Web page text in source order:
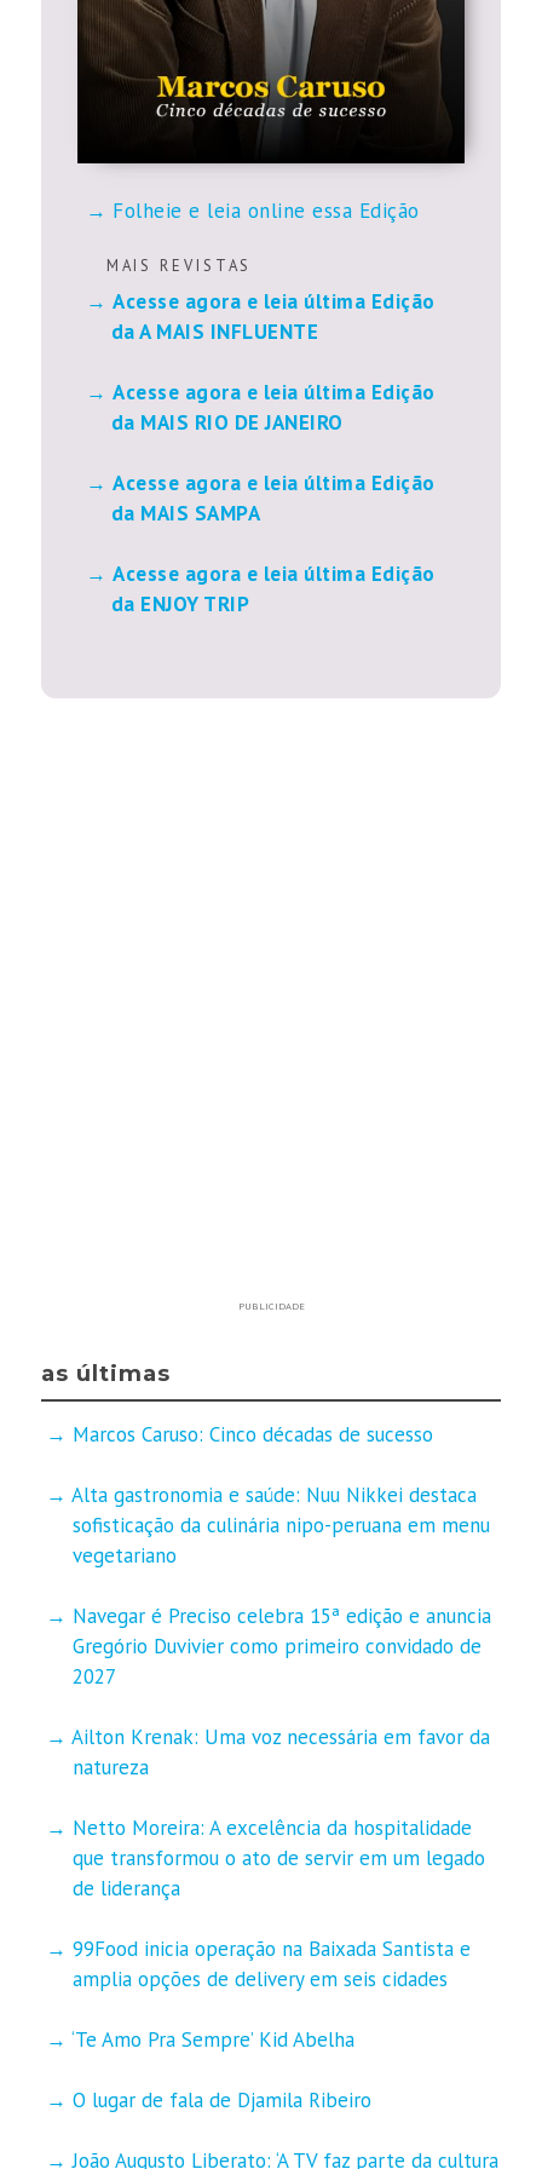
Folheie e leia online essa Edição
M A I S R E V I S T A S
Acesse agora e leia última Edição
da A MAIS INFLUENTE
Acesse agora e leia última Edição
da MAIS RIO DE JANEIRO
Acesse agora e leia última Edição
da MAIS SAMPA
Acesse agora e leia última Edição
da ENJOY TRIP
PUBLICIDADE
as últimas
Marcos Caruso: Cinco décadas de sucesso
Alta gastronomia e saúde: Nuu Nikkei destaca
sofisticação da culinária nipo-peruana em menu
vegetariano
Navegar é Preciso celebra 15ª edição e anuncia
Gregório Duvivier como primeiro convidado de
2027
Ailton Krenak: Uma voz necessária em favor da
natureza
Netto Moreira: A excelência da hospitalidade
que transformou o ato de servir em um legado
de liderança
99Food inicia operação na Baixada Santista e
amplia opções de delivery em seis cidades
‘Te Amo Pra Sempre’ Kid Abelha
O lugar de fala de Djamila Ribeiro
João Augusto Liberato: ‘A TV faz parte da cultura